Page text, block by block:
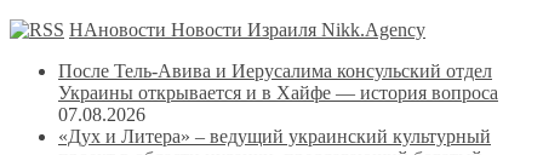
НАновости Новости Израиля Nikk.Agency
После Тель-Авива и Иерусалима консульский отдел
Украины открывается и в Хайфе — история вопроса
07.08.2026
«Дух и Литера» – ведущий украинский культурный